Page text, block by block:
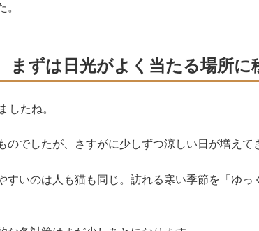
。
まずは日光がよく当たる場所に
したね。
のでしたが、さすがに少しずつ涼しい日が増えて
すいのは人も猫も同じ。訪れる寒い季節を「ゆっ